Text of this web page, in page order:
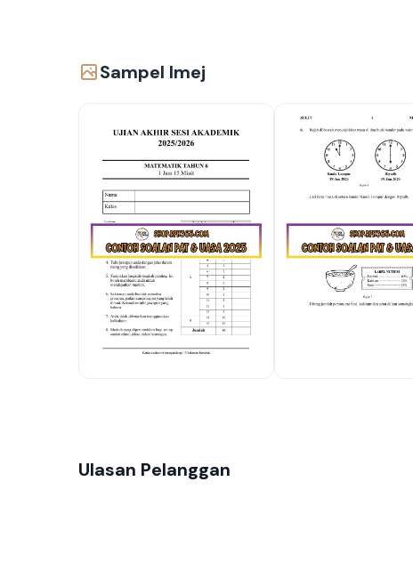
Sampel Imej
Ulasan Pelanggan